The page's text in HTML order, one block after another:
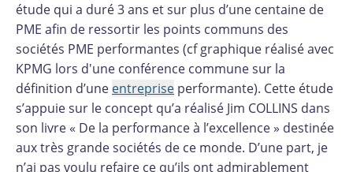
étude qui a duré 3 ans et sur plus d’une centaine de
PME afin de ressortir les points communs des
sociétés PME performantes (cf graphique réalisé avec
KPMG lors d'une conférence commune sur la
définition d’une entreprise performante). Cette étude
s’appuie sur le concept qu’a réalisé Jim COLLINS dans
son livre « De la performance à l’excellence » destinée
aux très grande sociétés de ce monde. D’une part, je
n’ai pas voulu refaire ce qu’ils ont admirablement